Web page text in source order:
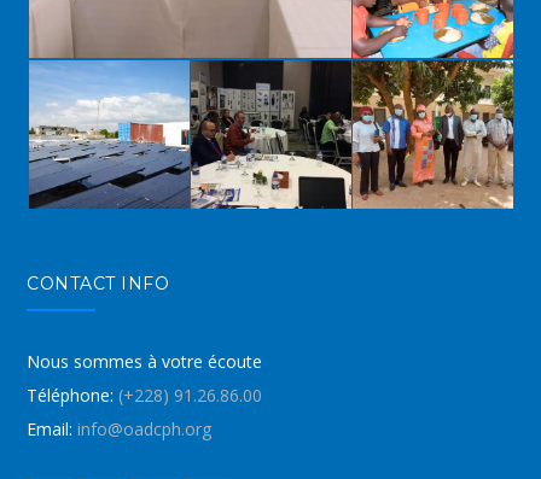
CONTACT INFO
Nous sommes à votre écoute
Téléphone: (+228) 91.26.86.00
Email: info@oadcph.org